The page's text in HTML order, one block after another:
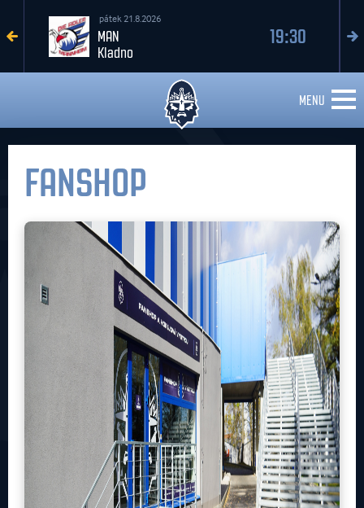
pátek 21.8.2026
MAN
Kladno
19:30
MENU
FANSHOP